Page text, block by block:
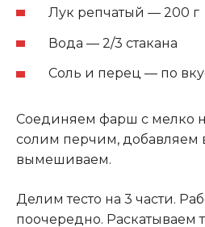
Лук репчатый — 200 г
Вода — 2/3 стакана
Соль и перец — по
Соединяем фарш с мелко
солим перчим, добавляем
вымешиваем.
Делим тесто на 3 части.
поочередно. Раскатываем